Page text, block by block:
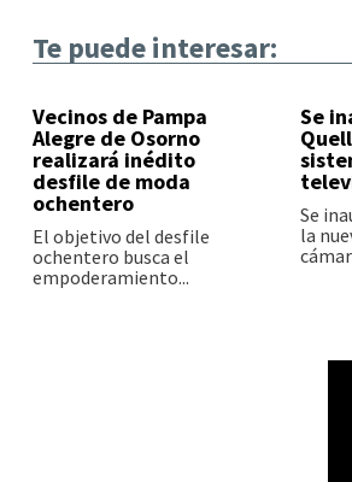
Te puede interesar:
Vecinos de Pampa
Alegre de Osorno
realizará inédito
desfile de moda
ochentero
El objetivo del desfile
ochentero busca el
empoderamiento...
Se
Se
la